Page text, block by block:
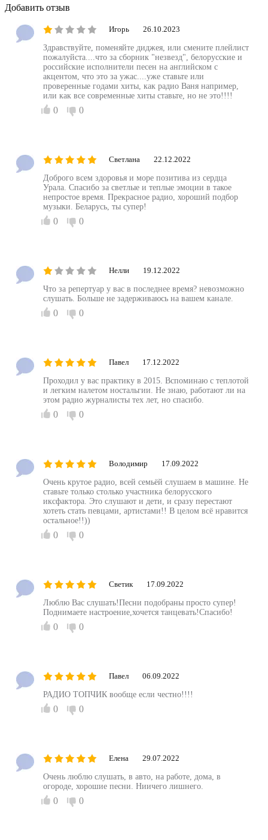
Добавить отзыв
Игорь 26.10.2023
Здравствуйте, поменяйте диджея, или смените плейлист
пожалуйста....что за сборник "незвезд", белорусские и
российские исполнители песен на английском с
акцентом, что это за ужас....уже ставьте или
проверенные годами хиты, как радио Ваня например,
или как все современные хиты ставьте, но не это!!!!
0 0
Светлана 22.12.2022
Доброго всем здоровья и море позитива из сердца
Урала. Спасибо за светлые и теплые эмоции в такое
непростое время. Прекрасное радио, хороший подбор
музыки. Беларусь, ты супер!
0 0
Нелли 19.12.2022
Что за репертуар у вас в последнее время? невозможно
слушать. Больше не задерживаюсь на вашем канале.
0 0
Павел 17.12.2022
Проходил у вас практику в 2015. Вспоминаю с теплотой
и легким налетом ностальгии. Не знаю, работают ли на
этом радио журналисты тех лет, но спасибо.
0 0
Володимир 17.09.2022
Очень крутое радио, всей семьёй слушаем в машине. Не
ставьте только столько участника белорусского
иксфактора. Это слушают и дети, и сразу перестают
хотеть стать певцами, артистами!! В целом всё нравится
остальное!!))
0 0
Светик 17.09.2022
Люблю Вас слушать!Песни подобраны просто супер!
Поднимаете настроение,хочется танцевать!Спасибо!
0 0
Павел 06.09.2022
РАДИО ТОПЧИК вообще если честно!!!!
0 0
Елена 29.07.2022
Очень люблю слушать, в авто, на работе, дома, в
огороде, хорошие песни. Ниичего лишнего.
0 0